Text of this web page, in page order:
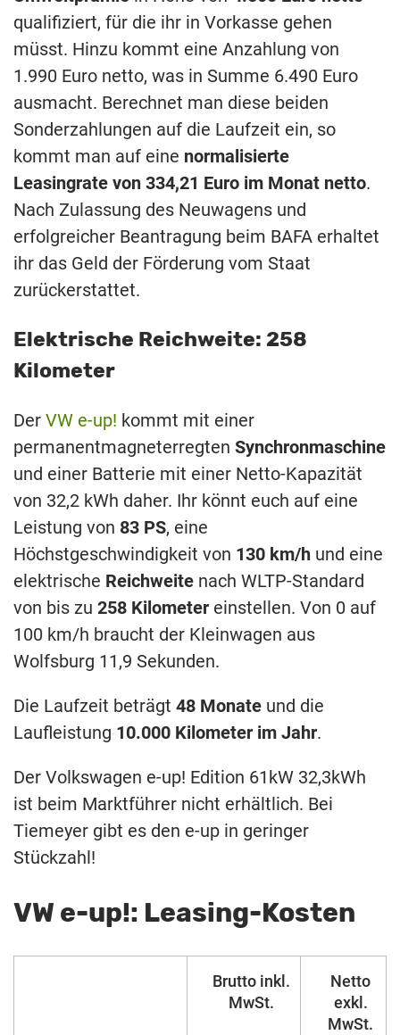
qualifiziert, für die ihr in Vorkasse gehen
müsst. Hinzu kommt eine Anzahlung von
1.990 Euro netto, was in Summe 6.490 Euro
ausmacht. Berechnet man diese beiden
Sonderzahlungen auf die Laufzeit ein, so
kommt man auf eine normalisierte
Leasingrate von 334,21 Euro im Monat netto.
Nach Zulassung des Neuwagens und
erfolgreicher Beantragung beim BAFA erhaltet
ihr das Geld der Förderung vom Staat
zurückerstattet.
Elektrische Reichweite: 258
Kilometer
Der VW e-up! kommt mit einer
permanentmagneterregten Synchronmaschine
und einer Batterie mit einer Netto-Kapazität
von 32,2 kWh daher. Ihr könnt euch auf eine
Leistung von 83 PS, eine
Höchstgeschwindigkeit von 130 km/h und eine
elektrische Reichweite nach WLTP-Standard
von bis zu 258 Kilometer einstellen. Von 0 auf
100 km/h braucht der Kleinwagen aus
Wolfsburg 11,9 Sekunden.
Die Laufzeit beträgt 48 Monate und die
Laufleistung 10.000 Kilometer im Jahr.
Der Volkswagen e-up! Edition 61kW 32,3kWh
ist beim Marktführer nicht erhältlich. Bei
Tiemeyer gibt es den e-up in geringer
Stückzahl!
VW e-up!: Leasing-Kosten
Brutto inkl.
MwSt.
Netto
exkl.
MwSt.